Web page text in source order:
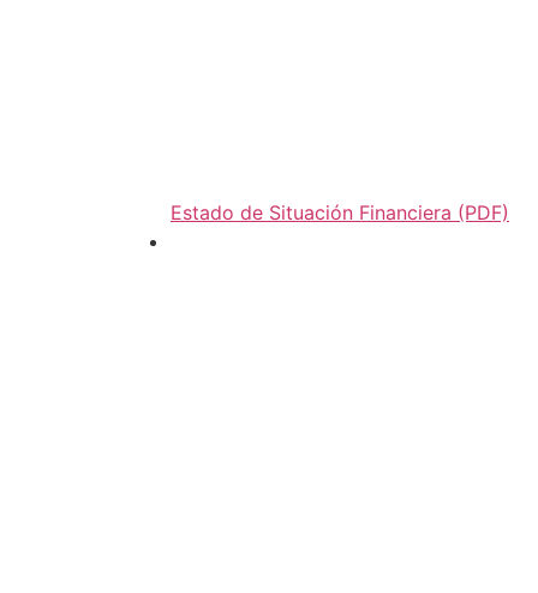
Estado de Situación Financiera (PDF)